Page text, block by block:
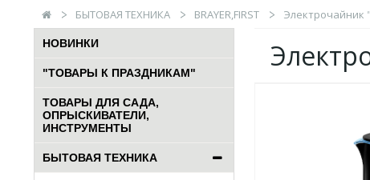
БЫТОВАЯ ТЕХНИКА BRAYER,FIRST Электрочайник
НОВИНКИ
"ТОВАРЫ К ПРАЗДНИКАМ"
ТОВАРЫ ДЛЯ САДА,
ОПРЫСКИВАТЕЛИ,
ИНСТРУМЕНТЫ
БЫТОВАЯ ТЕХНИКА